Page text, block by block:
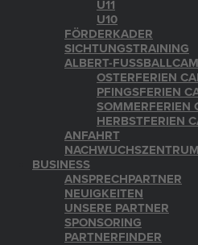
U11
U10
FÖRDERKADER
SICHTUNGSTRAINING
ALBERT-
OSTERFERIEN
PFINGSFERIEN
SOMMERFERIEN
HERBSTFERIEN
ANFAHRT
NACHWUCHSZENTRUM
BUSINESS
ANSPRECHPARTNER
NEUIGKEITEN
UNSERE PARTNER
SPONSORING
PARTNERFINDER